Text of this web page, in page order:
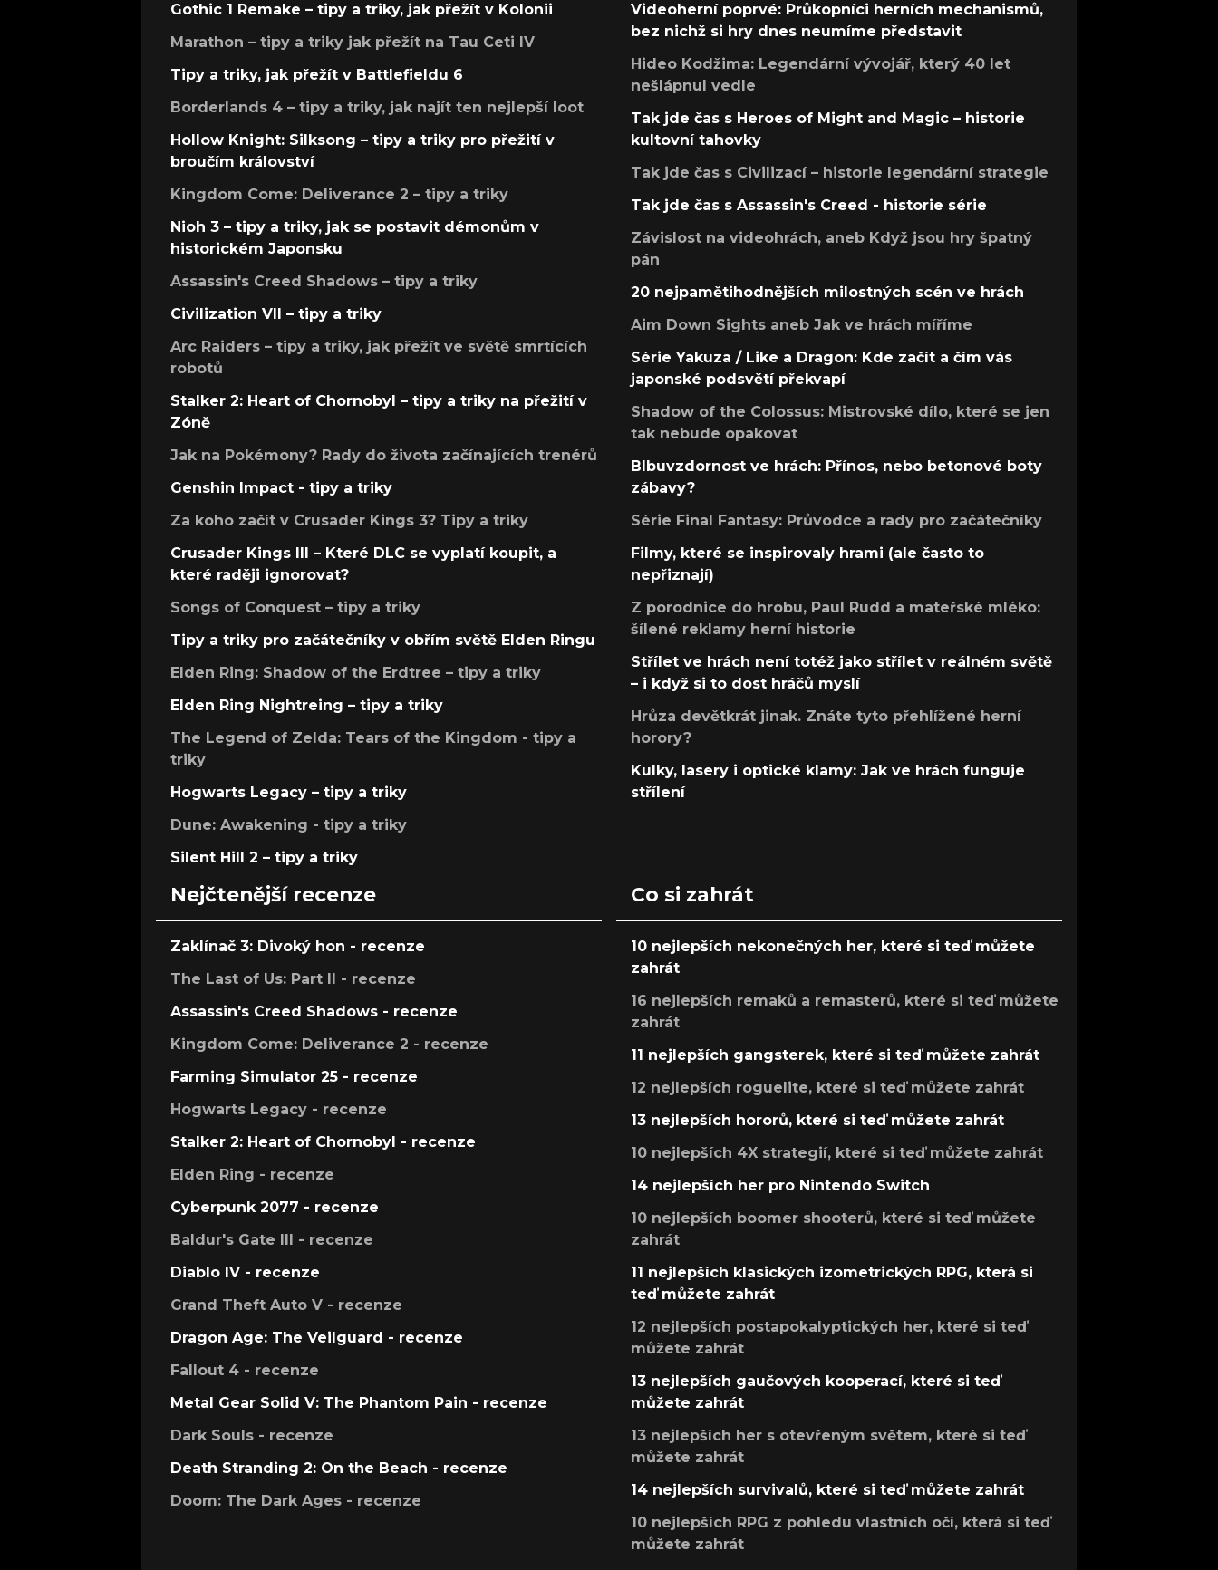
Gothic 1 Remake – tipy a triky, jak přežít v Kolonii
Marathon – tipy a triky jak přežít na Tau Ceti IV
Tipy a triky, jak přežít v Battlefieldu 6
Borderlands 4 – tipy a triky, jak najít ten nejlepší loot
Hollow Knight: Silksong – tipy a triky pro přežití v
broučím království
Kingdom Come: Deliverance 2 – tipy a triky
Nioh 3 – tipy a triky, jak se postavit démonům v
historickém Japonsku
Assassin's Creed Shadows – tipy a triky
Civilization VII – tipy a triky
Arc Raiders – tipy a triky, jak přežít ve světě smrtících
robotů
Stalker 2: Heart of Chornobyl – tipy a triky na přežití v
Zóně
Jak na Pokémony? Rady do života začínajících trenérů
Genshin Impact - tipy a triky
Za koho začít v Crusader Kings 3? Tipy a triky
Crusader Kings III – Které DLC se vyplatí koupit, a
které raději ignorovat?
Songs of Conquest – tipy a triky
Tipy a triky pro začátečníky v obřím světě Elden Ringu
Elden Ring: Shadow of the Erdtree – tipy a triky
Elden Ring Nightreing – tipy a triky
The Legend of Zelda: Tears of the Kingdom - tipy a
triky
Hogwarts Legacy – tipy a triky
Dune: Awakening - tipy a triky
Silent Hill 2 – tipy a triky
Videoherní poprvé: Průkopníci herních mechanismů,
bez nichž si hry dnes neumíme představit
Hideo Kodžima: Legendární vývojář, který 40 let
nešlápnul vedle
Tak jde čas s Heroes of Might and Magic – historie
kultovní tahovky
Tak jde čas s Civilizací – historie legendární strategie
Tak jde čas s Assassin's Creed - historie série
Závislost na videohrách, aneb Když jsou hry špatný
pán
20 nejpamětihodnějších milostných scén ve hrách
Aim Down Sights aneb Jak ve hrách míříme
Série Yakuza / Like a Dragon: Kde začít a čím vás
japonské podsvětí překvapí
Shadow of the Colossus: Mistrovské dílo, které se jen
tak nebude opakovat
Blbuvzdornost ve hrách: Přínos, nebo betonové boty
zábavy?
Série Final Fantasy: Průvodce a rady pro začátečníky
Filmy, které se inspirovaly hrami (ale často to
nepřiznají)
Z porodnice do hrobu, Paul Rudd a mateřské mléko:
šílené reklamy herní historie
Střílet ve hrách není totéž jako střílet v reálném světě
– i když si to dost hráčů myslí
Hrůza devětkrát jinak. Znáte tyto přehlížené herní
horory?
Kulky, lasery i optické klamy: Jak ve hrách funguje
střílení
Nejčtenější recenze
Zaklínač 3: Divoký hon - recenze
The Last of Us: Part II - recenze
Assassin's Creed Shadows - recenze
Kingdom Come: Deliverance 2 - recenze
Farming Simulator 25 - recenze
Hogwarts Legacy - recenze
Stalker 2: Heart of Chornobyl - recenze
Elden Ring - recenze
Cyberpunk 2077 - recenze
Baldur's Gate III - recenze
Diablo IV - recenze
Grand Theft Auto V - recenze
Dragon Age: The Veilguard - recenze
Fallout 4 - recenze
Metal Gear Solid V: The Phantom Pain - recenze
Dark Souls - recenze
Death Stranding 2: On the Beach - recenze
Doom: The Dark Ages - recenze
Co si zahrát
10 nejlepších nekonečných her, které si teď můžete
zahrát
16 nejlepších remaků a remasterů, které si teď můžete
zahrát
11 nejlepších gangsterek, které si teď můžete zahrát
12 nejlepších roguelite, které si teď můžete zahrát
13 nejlepších hororů, které si teď můžete zahrát
10 nejlepších 4X strategií, které si teď můžete zahrát
14 nejlepších her pro Nintendo Switch
10 nejlepších boomer shooterů, které si teď můžete
zahrát
11 nejlepších klasických izometrických RPG, která si
teď můžete zahrát
12 nejlepších postapokalyptických her, které si teď
můžete zahrát
13 nejlepších gaučových kooperací, které si teď
můžete zahrát
13 nejlepších her s otevřeným světem, které si teď
můžete zahrát
14 nejlepších survivalů, které si teď můžete zahrát
10 nejlepších RPG z pohledu vlastních očí, která si teď
můžete zahrát